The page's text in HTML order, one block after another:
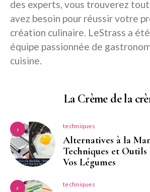
des experts, vous trouverez
avez besoin pour réussir votre
création culinaire. LeStrass a
équipe passionnée de
cuisine.
La Crème de la
1 techniques
Alternatives à la
Techniques et
Vos Légumes
2 techniques